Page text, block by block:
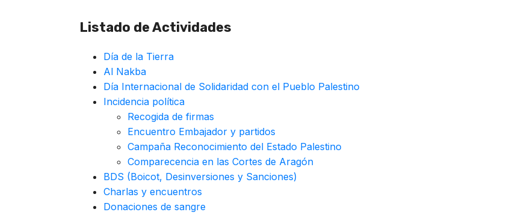
Listado de Actividades
Día de la Tierra
Al Nakba
Día Internacional de Solidaridad con el Pueblo Palestino
Incidencia política
Recogida de firmas
Encuentro Embajador y partidos
Campaña Reconocimiento del Estado Palestino
Comparecencia en las Cortes de Aragón
BDS (Boicot, Desinversiones y Sanciones)
Charlas y encuentros
Donaciones de sangre